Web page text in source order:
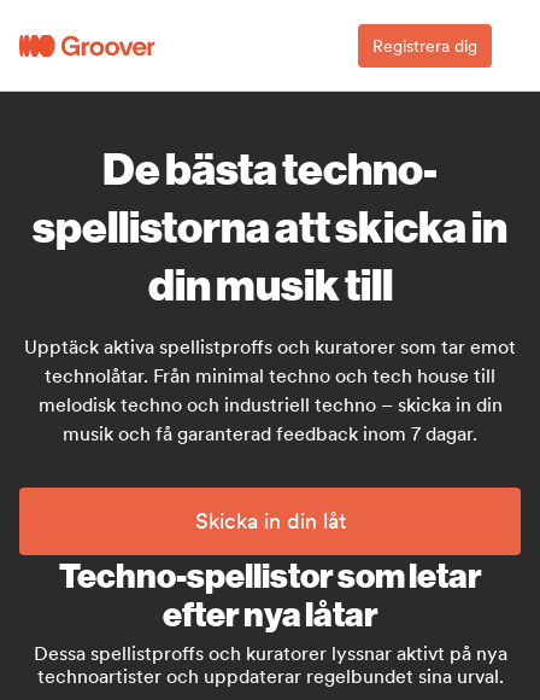
Registrera dig
De bästa techno-
spellistorna att skicka in
din musik till
Upptäck aktiva spellistproffs och kuratorer som tar emot
technolåtar. Från minimal techno och tech house till
melodisk techno och industriell techno – skicka in din
musik och få garanterad feedback inom 7 dagar.
Skicka in din låt
Techno-spellistor som letar
efter nya låtar
Dessa spellistproffs och kuratorer lyssnar aktivt på nya
technoartister och uppdaterar regelbundet sina urval.